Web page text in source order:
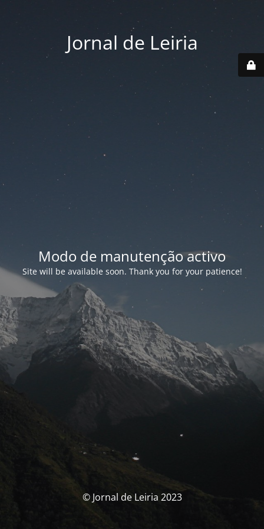
Jornal de Leiria
Modo de manutenção activo
Site will be available soon. Thank you for your patience!
© Jornal de Leiria 2023